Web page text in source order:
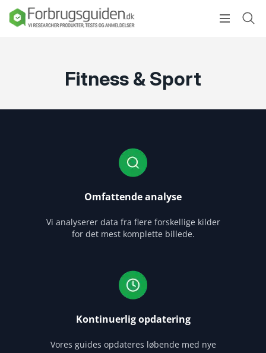
Fitness & Sport
Omfattende analyse
Vi analyserer data fra flere forskellige kilder
for det mest komplette billede.
Kontinuerlig opdatering
Vores guides opdateres løbende med nye